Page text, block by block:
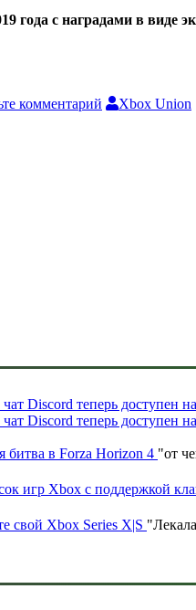
года с наградами в виде
комментарий
Xbox Union
Discord теперь доступен
Discord теперь доступен
битва в Forza Horizon 4 "от
игр Xbox c поддержкой
свой Xbox Series X|S "